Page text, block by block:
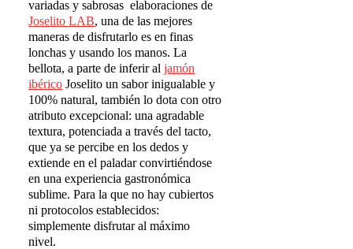
variadas y sabrosas elaboraciones de
Joselito LAB, una de las mejores
maneras de disfrutarlo es en finas
lonchas y usando los manos. La
bellota, a parte de inferir aljamón
ibérico Joselito un sabor inigualable y
100% natural, también lo dota con otro
atributo excepcional: una agradable
textura, potenciada a través del tacto,
que ya se percibe en los dedos y
extiende en el paladar convirtiéndose
en una experiencia gastronómica
sublime. Para la que no hay cubiertos
ni protocolos establecidos:
simplemente disfrutar al máximo
nivel.